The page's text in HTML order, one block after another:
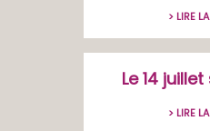
> LIRE
Le 14
> LIRE